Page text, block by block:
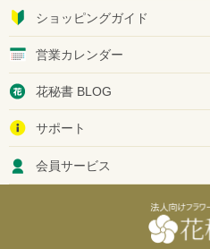
ショッピングガイド
営業カレンダー
花秘書 BLOG
サポート
会員サービス